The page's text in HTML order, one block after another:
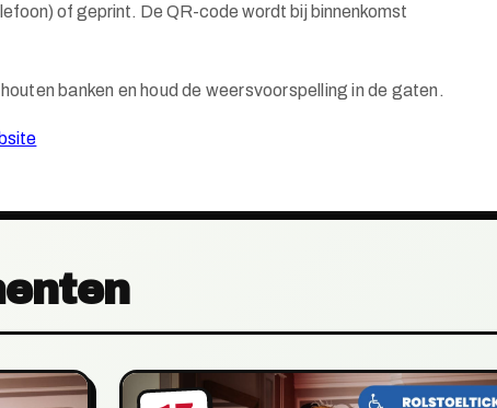
of geprint. De QR-code wordt bij binnenkomst
banken en houd de weersvoorspelling in de gaten.